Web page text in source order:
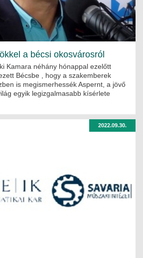
a bécsi okosvárosról
Kamara néhány hónappal ezelőtt
Bécsbe , hogy a szakemberek
is megismerhessék Aspernt, a jövő
egyik legizgalmasabb kísérlete
2022.09.30.